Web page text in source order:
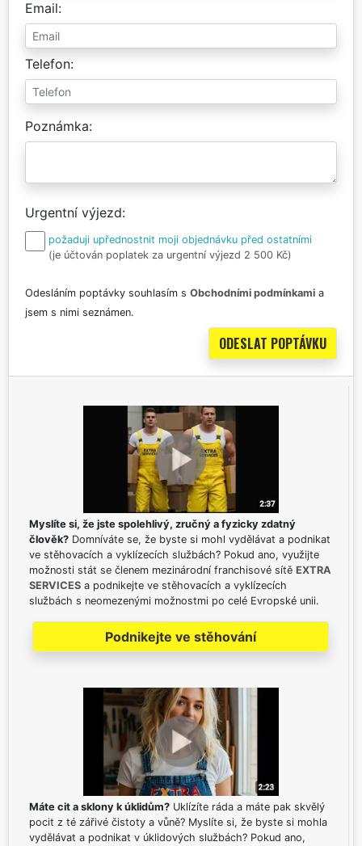
Email
Telefon
Poznámka
Urgentní výjezd
požaduji upřednostnit moji objednávku před ostatními
(je účtován poplatek za urgentní výjezd 2 500 Kč)
Odesláním poptávky souhlasím s Obchodními podmínkami a
jsem s nimi seznámen.
Myslíte si, že jste spolehlivý, zručný a fyzicky zdatný
člověk? Domníváte se, že byste si mohl vydělávat a podnikat
ve stěhovacích a vyklízecích službách? Pokud ano, využijte
možnosti stát se členem mezinárodní franchisové sítě EXTRA
SERVICES a podnikejte ve stěhovacích a vyklízecích
službách s neomezenými možnostmi po celé Evropské unii.
Podnikejte ve stěhování
Máte cit a sklony k úklidům? Uklízíte ráda a máte pak skvělý
pocit z té zářivé čistoty a vůně? Myslíte si, že byste si mohla
vydělávat a podnikat v úklidových službách? Pokud ano,